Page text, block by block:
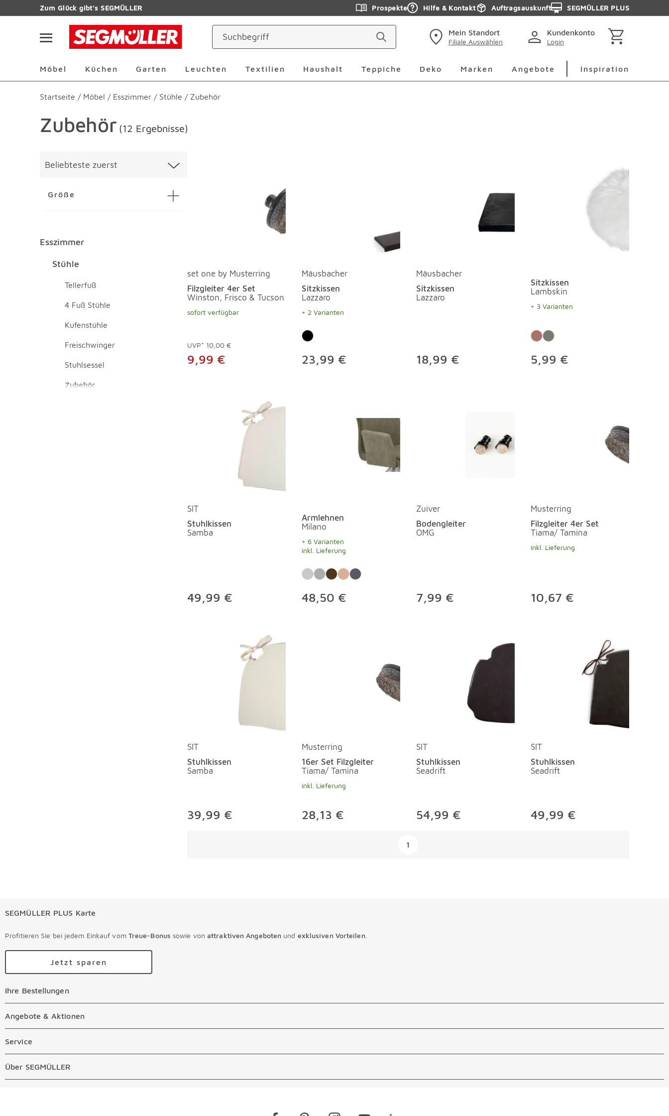
Zum HauptinhaltZum Glück gibt's SEGMÜLLER Prospekte Hilfe & Kontakt Auftragsauskunft SEGMÜLLER PLUS
Mein Standort
Filiale Auswählen
Kundenkonto
Login
Möbel Küchen Garten Leuchten Textilien Haushalt Teppiche Deko Marken
Marken Überspringen
Angebote Inspiration
Startseite / Möbel / Esszimmer / Stühle / Zubehör
Zubehör (12 Ergebnisse)
Beliebteste zuerst
Größe
Esszimmer Überspringen
Esszimmer
Stühle Überspringen
Stühle
Tellerfuß
4 Fuß Stühle
Kufenstühle
Freischwinger
Stuhlsessel
Zubehör
set one by Musterring
Filzgleiter 4er Set
Winston, Frisco & Tucson
sofort verfügbar
UVP* 10,00 €
9,99 €
Mäusbacher
Sitzkissen
Lazzaro
+ 2 Varianten
23,99 €
Mäusbacher
Sitzkissen
Lazzaro
18,99 €
Sitzkissen
Lambskin
+ 3 Varianten
5,99 €
SIT
Stuhlkissen
Samba
49,99 €
Armlehnen
Milano
+ 6 Varianten
inkl. Lieferung
48,50 €
Zuiver
Bodengleiter
OMG
7,99 €
Musterring
Filzgleiter 4er Set
Tiama/ Tamina
inkl. Lieferung
10,67 €
SIT
Stuhlkissen
Samba
39,99 €
Musterring
16er Set Filzgleiter
Tiama/ Tamina
inkl. Lieferung
28,13 €
SIT
Stuhlkissen
Seadrift
54,99 €
SIT
Stuhlkissen
Seadrift
49,99 €
1
SEGMÜLLER PLUS Karte
Profitieren Sie bei jedem Einkauf vom Treue-Bonus sowie vonattraktiven Angeboten und exklusiven Vorteilen.
Jetzt sparen
Ihre Bestellungen Überspringen
Ihre Bestellungen
Auftragsauskunft Filialen
Kostenlose Online Retoure
Angebote & Aktionen Überspringen
Angebote & Aktionen
Tiefpreis
Service Überspringen
Service
Beratungstermin Möbel
Über SEGMÜLLER Überspringen
Über SEGMÜLLER